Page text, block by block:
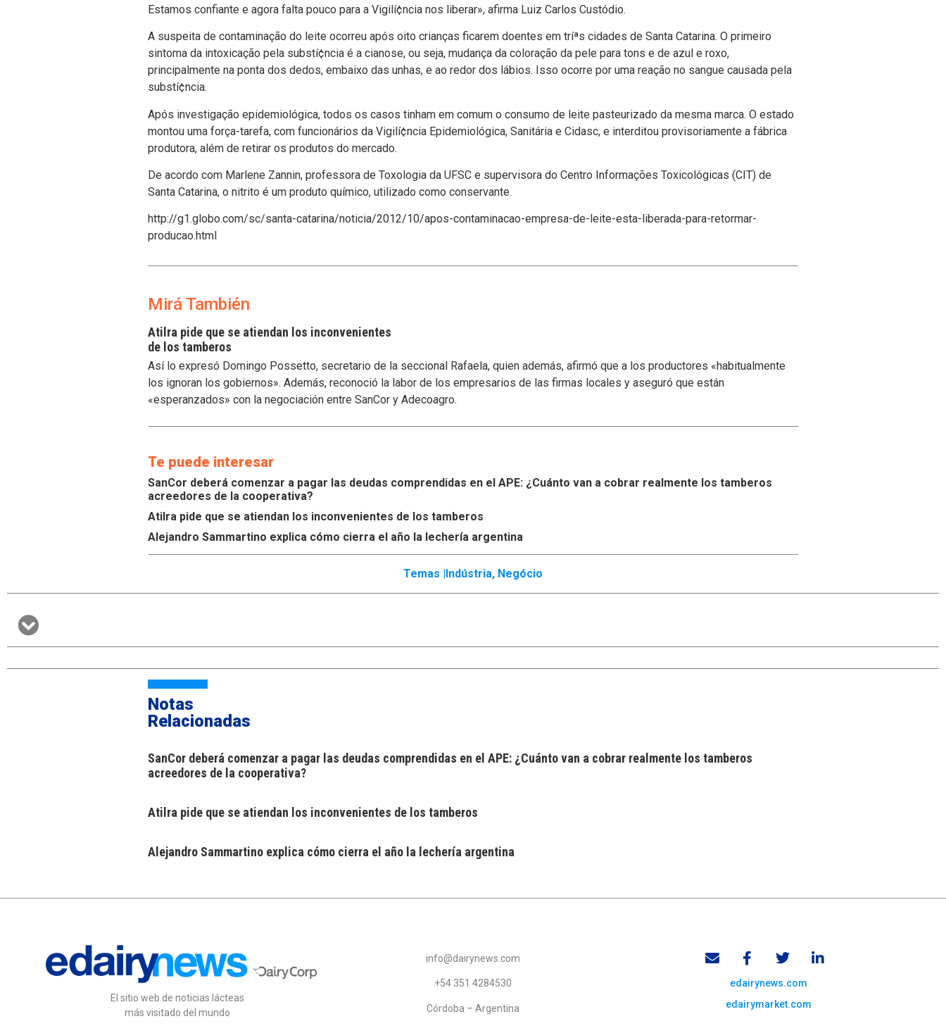
Estamos confiante e agora falta pouco para a Vigilí¢ncia nos liberar», afirma Luiz Carlos Custódio.
A suspeita de contaminação do leite ocorreu após oito crianças ficarem doentes em tríªs cidades de Santa Catarina. O primeiro
sintoma da intoxicação pela substí¢ncia é a cianose, ou seja, mudança da coloração da pele para tons e de azul e roxo,
principalmente na ponta dos dedos, embaixo das unhas, e ao redor dos lábios. Isso ocorre por uma reação no sangue causada pela
substí¢ncia.
Após investigação epidemiológica, todos os casos tinham em comum o consumo de leite pasteurizado da mesma marca. O estado
montou uma força-tarefa, com funcionários da Vigilí¢ncia Epidemiológica, Sanitária e Cidasc, e interditou provisoriamente a fábrica
produtora, além de retirar os produtos do mercado.
De acordo com Marlene Zannin, professora de Toxologia da UFSC e supervisora do Centro Informações Toxicológicas (CIT) de
Santa Catarina, o nitrito é um produto quí­mico, utilizado como conservante.
http://g1.globo.com/sc/santa-catarina/noticia/2012/10/apos-contaminacao-empresa-de-leite-esta-liberada-para-retormar-
producao.html
Mirá También
Atilra pide que se atiendan los inconvenientes
de los tamberos
Así lo expresó Domingo Possetto, secretario de la seccional Rafaela, quien además, afirmó que a los productores «habitualmente
los ignoran los gobiernos». Además, reconoció la labor de los empresarios de las firmas locales y aseguró que están
«esperanzados» con la negociación entre SanCor y Adecoagro.
Te puede interesar
SanCor deberá comenzar a pagar las deudas comprendidas en el APE: ¿Cuánto van a cobrar realmente los tamberos
acreedores de la cooperativa?
Atilra pide que se atiendan los inconvenientes de los tamberos
Alejandro Sammartino explica cómo cierra el año la lechería argentina
Temas |Indústria, Negócio
Notas
Relacionadas
SanCor deberá comenzar a pagar las deudas comprendidas en el APE: ¿Cuánto van a cobrar realmente los tamberos
acreedores de la cooperativa?
Atilra pide que se atiendan los inconvenientes de los tamberos
Alejandro Sammartino explica cómo cierra el año la lechería argentina
El sitio web de noticias lácteas
más visitado del mundo
info@dairynews.com
+54 351 4284530
Córdoba – Argentina
edairynews.com
edairymarket.com